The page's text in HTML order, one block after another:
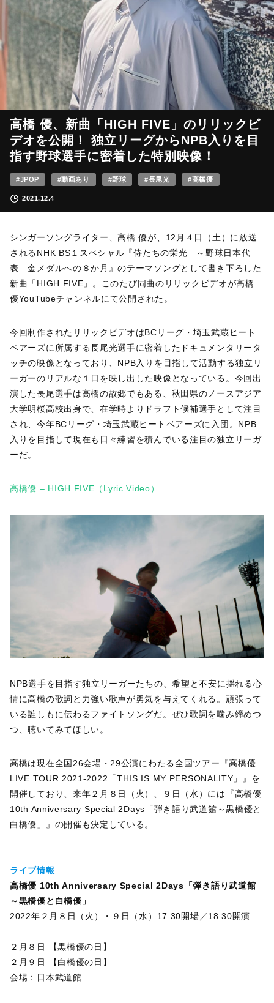
高橋 優、新曲「HIGH FIVE」のリリックビ
デオを公開！ 独立リーグからNPB入りを目
指す野球選手に密着した特別映像！
#JPOP #動画あり #野球 #長尾光 #高橋優
2021.12.4
シンガーソングライター、高橋 優が、12月４日（土）に放送
されるNHK BS１スペシャル『侍たちの栄光 ～野球日本代
表 金メダルへの８か月』のテーマソングとして書き下ろした
新曲「HIGH FIVE」。このたび同曲のリリックビデオが高橋
優YouTubeチャンネルにて公開された。
今回制作されたリリックビデオはBCリーグ・埼玉武蔵ヒート
ベアーズに所属する長尾光選手に密着したドキュメンタリータ
ッチの映像となっており、NPB入りを目指して活動する独立リ
ーガーのリアルな１日を映し出した映像となっている。今回出
演した長尾選手は高橋の故郷でもある、秋田県のノースアジア
大学明桜高校出身で、在学時よりドラフト候補選手として注目
され、今年BCリーグ・埼玉武蔵ヒートベアーズに入団。NPB
入りを目指して現在も日々練習を積んでいる注目の独立リーガ
ーだ。
高橋優 – HIGH FIVE（Lyric Video）
NPB選手を目指す独立リーガーたちの、希望と不安に揺れる心
情に高橋の歌詞と力強い歌声が勇気を与えてくれる。頑張って
いる誰しもに伝わるファイトソングだ。ぜひ歌詞を噛み締めつ
つ、聴いてみてほしい。
高橋は現在全国26会場・29公演にわたる全国ツアー『高橋優
LIVE TOUR 2021-2022「THIS IS MY PERSONALITY」』を
開催しており、来年２月８日（火）、９日（水）には『高橋優
10th Anniversary Special 2Days「弾き語り武道館～黒橋優と
白橋優」』の開催も決定している。
ライブ情報
高橋優 10th Anniversary Special 2Days「弾き語り武道館
～黒橋優と白橋優」
2022年２月８日（火）・９日（水）17:30開場／18:30開演
２月８日 【黒橋優の日】
２月９日 【白橋優の日】
会場：日本武道館